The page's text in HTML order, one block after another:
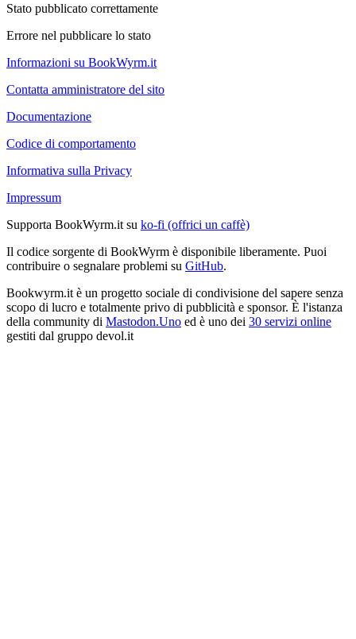
Stato pubblicato correttamente
Errore nel pubblicare lo stato
Informazioni su BookWyrm.it
Contatta amministratore del sito
Documentazione
Codice di comportamento
Informativa sulla Privacy
Impressum
Supporta BookWyrm.it su ko-fi (offrici un caffè)
Il codice sorgente di BookWyrm è disponibile liberamente. Puoi
contribuire o segnalare problemi su GitHub.
Bookwyrm.it è un progetto sociale di condivisione del sapere senza
scopo di lucro e totalmente privo di pubblicità e sponsor. È l'istanza
della community di Mastodon.Uno ed è uno dei 30 servizi online
gestiti dal gruppo devol.it